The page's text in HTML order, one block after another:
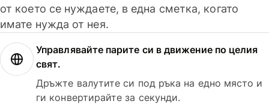
от което се нуждаете, в една сметка, когато
имате нужда от нея.
Управлявайте парите си в движение по целия
свят.
Дръжте валутите си под ръка на едно място и
ги конвертирайте за секунди.